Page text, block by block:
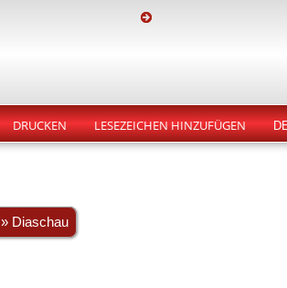
DRUCKEN LESEZEICHEN HINZUFÜGEN
» Diaschau